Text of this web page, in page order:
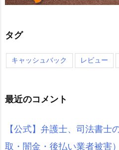
タグ
キャッシュバック レビュー
最近のコメント
【公式】弁護士、司法書士
取・闇金・後払い業者被害）